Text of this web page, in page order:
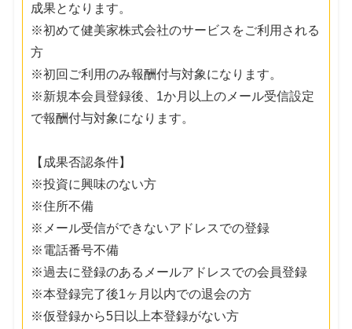
成果となります。
※初めて健美家株式会社のサービスをご利用される
方
※初回ご利用のみ報酬付与対象になります。
※新規本会員登録後、1か月以上のメール受信設定
で報酬付与対象になります。
【成果否認条件】
※投資に興味のない方
※住所不備
※メール受信ができないアドレスでの登録
※電話番号不備
※過去に登録のあるメールアドレスでの会員登録
※本登録完了後1ヶ月以内での退会の方
※仮登録から5日以上本登録がない方